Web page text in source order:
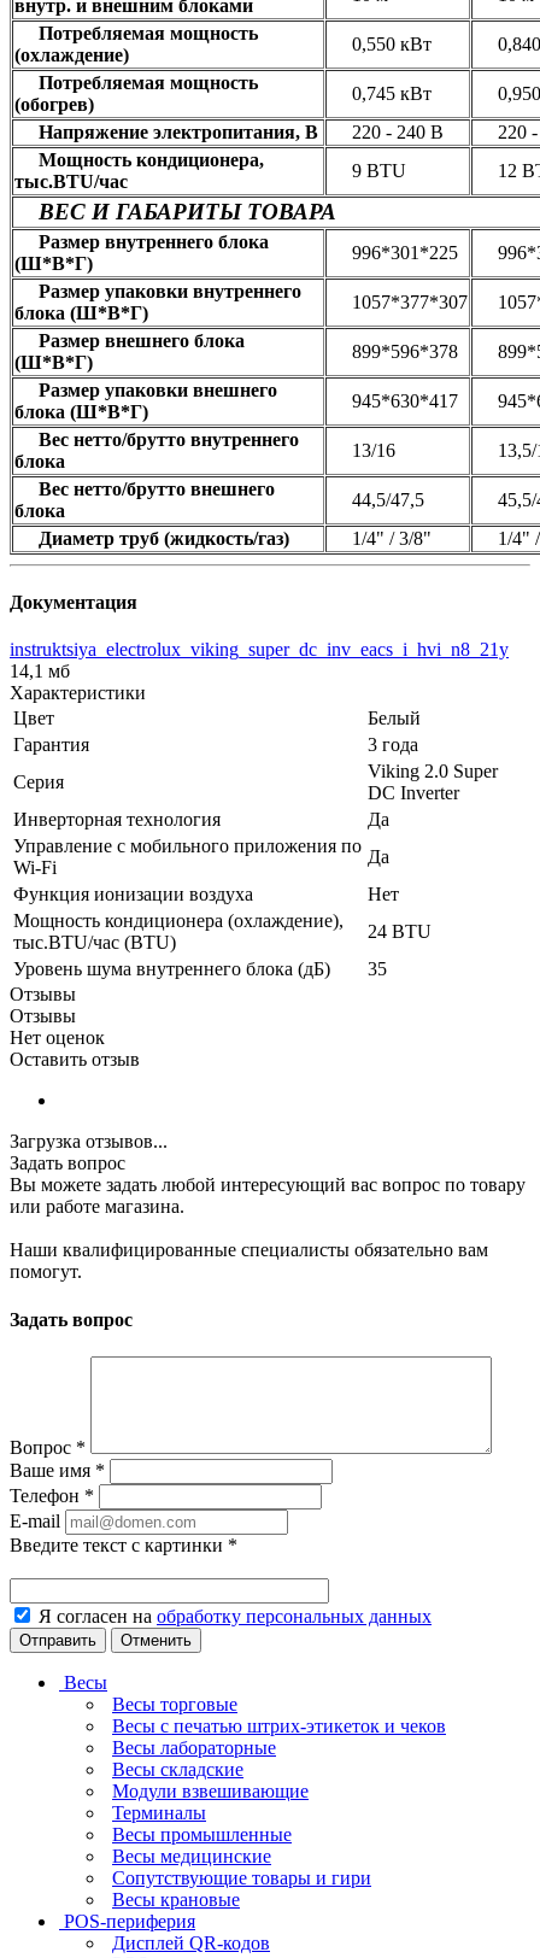
внутр. и внешним блоками
Потребляемая мощность
(охлаждение)
0,550 кВт
Потребляемая мощность
(обогрев)
0,745 кВт
Напряжение электропитания, В
220 - 240 В
220 -
Мощность кондиционера,
тыс.BTU/час
9 BTU 12
ВЕС И ГАБАРИТЫ ТОВАРА
Размер внутреннего блока
(Ш*В*Г)
996*301*225
Размер упаковки внутреннего
блока (Ш*В*Г)
1057*377*307
Размер внешнего блока
(Ш*В*Г)
899*596*378
Размер упаковки внешнего
блока (Ш*В*Г)
945*630*417
Вес нетто/брутто внутреннего
блока
13/16
13,5/
Вес нетто/брутто внешнего
блока
44,5/47,5
45,5/
Диаметр труб (жидкость/газ)
1/4" / 3/8" 1/4"
Документация
instruktsiya_electrolux_viking_super_dc_inv_eacs_i_hvi_n8_21y
14,1 мб
Характеристики
Цвет
Белый
Гарантия
3 года
Серия
Viking 2.0 Super
DC Inverter
Инверторная технология
Да
Управление c мобильного приложения по
Wi-Fi
Да
Функция ионизации воздуха
Нет
Мощность кондиционера (охлаждение),
тыс.BTU/час (BTU)
24 BTU
Уровень шума внутреннего блока (дБ)
35
Отзывы
Отзывы
Нет оценок
Оставить отзыв
Загрузка отзывов...
Задать вопрос
Вы можете задать любой интересующий вас вопрос по товару
или работе магазина.
Наши квалифицированные специалисты обязательно вам
помогут.
Задать вопрос
Вопрос *
Ваше имя *
Телефон *
E-mail
Введите текст с картинки *
Я согласен на обработку персональных данных
Отменить
Весы
Весы торговые
Весы с печатью штрих-этикеток и чеков
Весы лабораторные
Весы складские
Модули взвешивающие
Терминалы
Весы промышленные
Весы медицинские
Сопутствующие товары и гири
Весы крановые
POS-периферия
Дисплей QR-кодов